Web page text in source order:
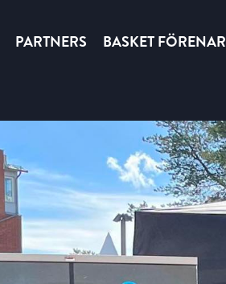
PARTNERS BASKET FÖRENAR